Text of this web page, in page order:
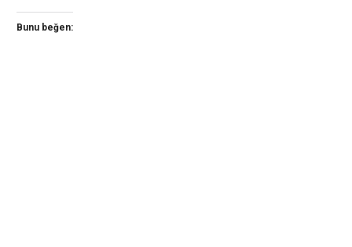
Bunu beğen: